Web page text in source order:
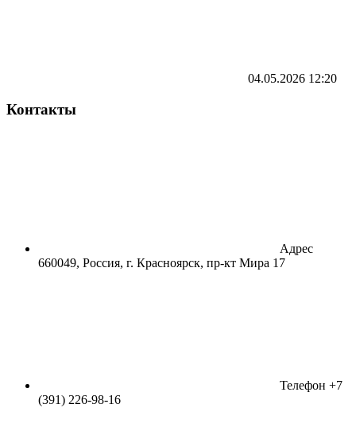
04.05.2026 12:20
Контакты
Адрес
660049, Россия, г. Красноярск, пр-кт Мира 17
Телефон +7
(391) 226-98-16